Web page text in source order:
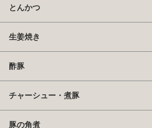
とんかつ
生姜焼き
酢豚
チャーシュー・煮豚
豚の角煮